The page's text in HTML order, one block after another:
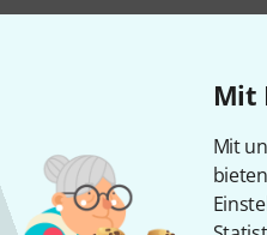
Mit
Mit